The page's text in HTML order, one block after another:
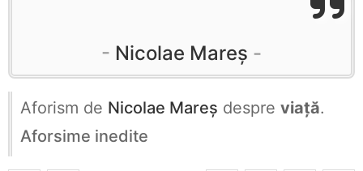
Nicolae Mareș
Aforism de Nicolae Mareș despre viață.
Aforsime inedite